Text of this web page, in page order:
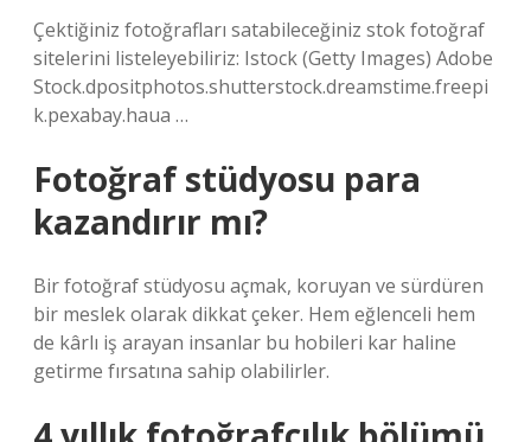
Çektiğiniz fotoğrafları satabileceğiniz stok fotoğraf
sitelerini listeleyebiliriz: Istock (Getty Images) Adobe
Stock.dpositphotos.shutterstock.dreamstime.freepi
k.pexabay.haua …
Fotoğraf stüdyosu para
kazandırır mı?
Bir fotoğraf stüdyosu açmak, koruyan ve sürdüren
bir meslek olarak dikkat çeker. Hem eğlenceli hem
de kârlı iş arayan insanlar bu hobileri kar haline
getirme fırsatına sahip olabilirler.